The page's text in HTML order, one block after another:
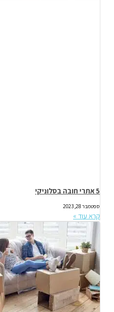
5 אתרי חובה בסלוניקי
ספטמבר 28, 2023
קרא עוד »